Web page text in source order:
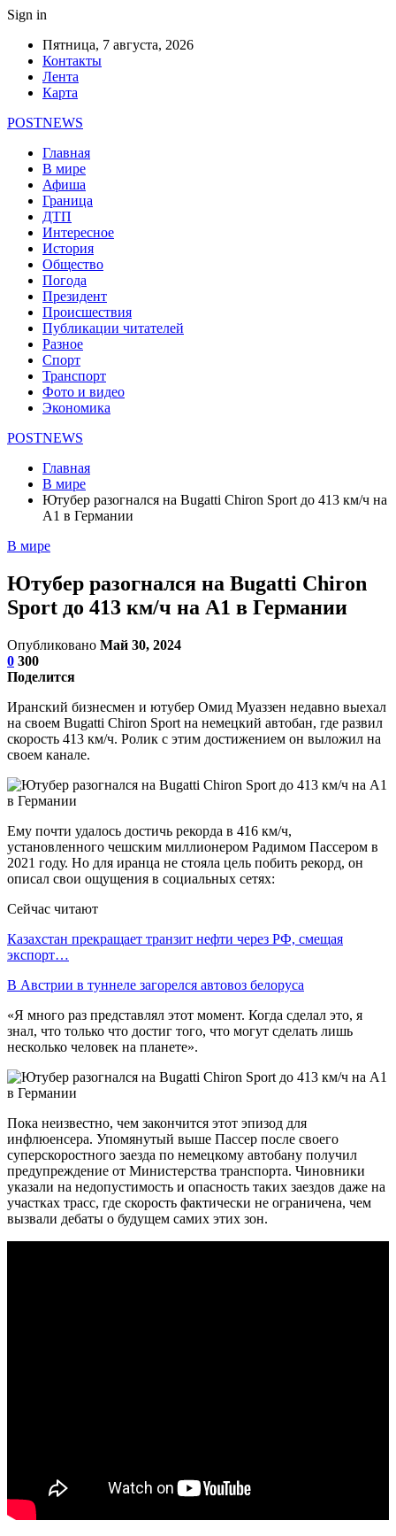
Sign in
Пятница, 7 августа, 2026
Контакты
Лента
Карта
POSTNEWS
Главная
В мире
Афиша
Граница
ДТП
Интересное
История
Общество
Погода
Президент
Происшествия
Публикации читателей
Разное
Спорт
Транспорт
Фото и видео
Экономика
POSTNEWS
Главная
В мире
Ютубер разогнался на Bugatti Chiron Sport до 413 км/ч на
А1 в Германии
В мире
Ютубер разогнался на Bugatti Chiron
Sport до 413 км/ч на А1 в Германии
Опубликовано Май 30, 2024
0 300
Поделится
Иранский бизнесмен и ютубер Омид Муаззен недавно выехал
на своем Bugatti Chiron Sport на немецкий автобан, где развил
скорость 413 км/ч. Ролик с этим достижением он выложил на
своем канале.
Ему почти удалось достичь рекорда в 416 км/ч,
установленного чешским миллионером Радимом Пассером в
2021 году. Но для иранца не стояла цель побить рекорд, он
описал свои ощущения в социальных сетях:
Сейчас читают
Казахстан прекращает транзит нефти через РФ, смещая
экспорт…
В Австрии в туннеле загорелся автовоз белоруса
«Я много раз представлял этот момент. Когда сделал это, я
знал, что только что достиг того, что могут сделать лишь
несколько человек на планете».
Пока неизвестно, чем закончится этот эпизод для
инфлюенсера. Упомянутый выше Пассер после своего
суперскоростного заезда по немецкому автобану получил
предупреждение от Министерства транспорта. Чиновники
указали на недопустимость и опасность таких заездов даже на
участках трасс, где скорость фактически не ограничена, чем
вызвали дебаты о будущем самих этих зон.